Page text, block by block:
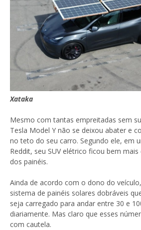
Xataka
Mesmo com tantas empreitadas sem
Tesla Model Y não se deixou abater e
no teto do seu carro. Segundo ele, em
Reddit, seu SUV elétrico ficou bem
dos painéis.
Ainda de acordo com o dono do
sistema de painéis solares dobráveis
seja carregado para andar entre 30 e
diariamente. Mas claro que esses
com cautela.